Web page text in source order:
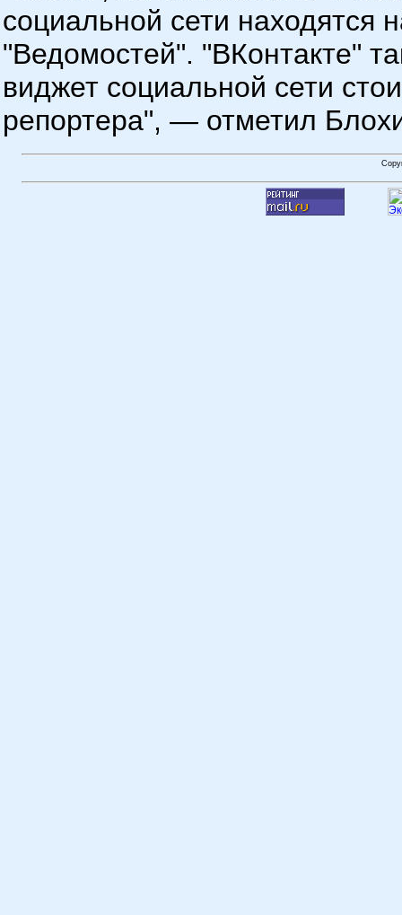
социальной сети находятся
"Ведомостей". "ВКонтакте"
виджет социальной сети
репортера", — отметил